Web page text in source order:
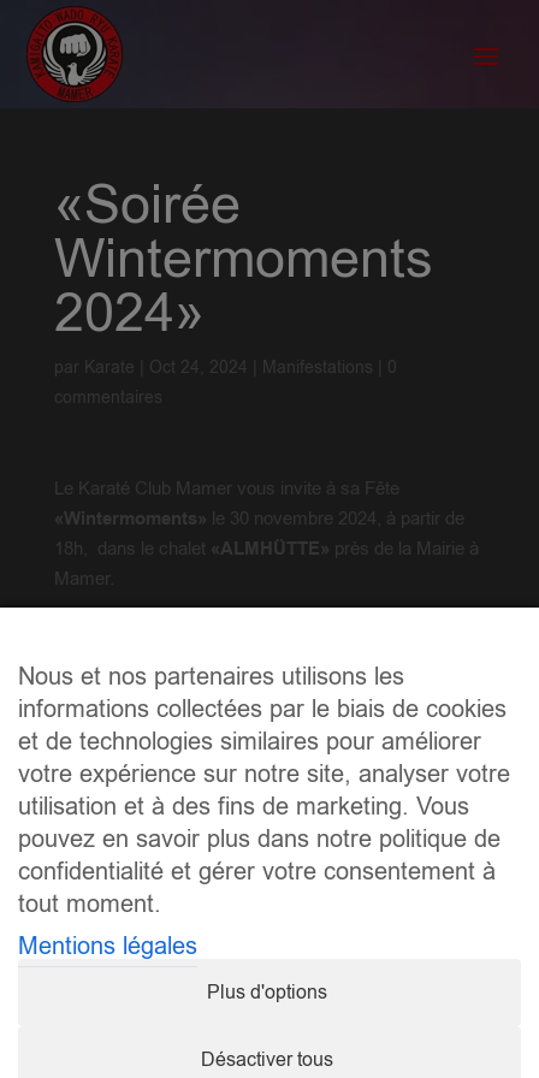
«Soirée
Wintermoments
2024»
par Karate Oct 24, 2024 Manifestations
0
commentaires
Le Karaté Club Mamer vous invite à sa Fête
«Wintermoments» le 30 novembre 2024, à partir de
18h, dans le chalet «ALMHÜTTE» près de la Mairie à
Mamer.
maintenant avec le Code QR et de procéder au
prépaiement.
Cliquez ici pour voir l’ Invitation Fête Wintermoments
2024.
Nous et nos partenaires utilisons les
informations collectées par le biais de cookies
et de technologies similaires pour améliorer
votre expérience sur notre site, analyser votre
utilisation et à des fins de marketing. Vous
pouvez en savoir plus dans notre politique de
confidentialité et gérer votre consentement à
tout moment.
Mentions légales
Plus d'options
Désactiver tous